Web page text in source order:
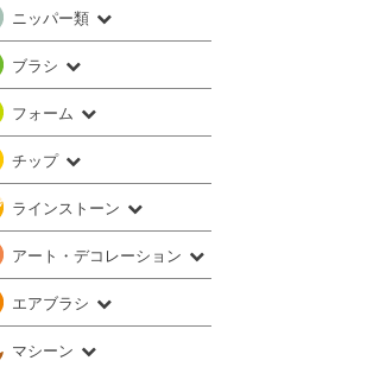
ニッパー類
ブラシ
フォーム
チップ
ラインストーン
アート・デコレーション
エアブラシ
マシーン